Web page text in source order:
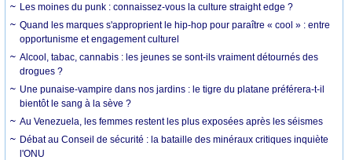
Les moines du punk : connaissez-vous la culture straight edge ?
Quand les marques s'approprient le hip-hop pour paraître « cool » : entre
opportunisme et engagement culturel
Alcool, tabac, cannabis : les jeunes se sont-ils vraiment détournés des
drogues ?
Une punaise-vampire dans nos jardins : le tigre du platane préférera-t-il
bientôt le sang à la sève ?
Au Venezuela, les femmes restent les plus exposées après les séismes
Débat au Conseil de sécurité : la bataille des minéraux critiques inquiète
l'ONU